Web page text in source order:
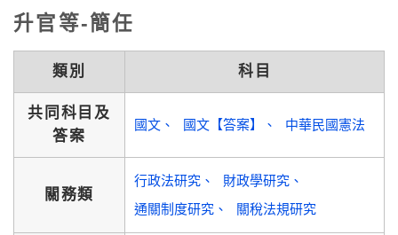
升官等-簡任
類別 科目
共同科目及
答案
國文 國文【答案】 中華民國憲法
關務類
行政法研究
財政學研究
通關制度研究
關稅法規研究